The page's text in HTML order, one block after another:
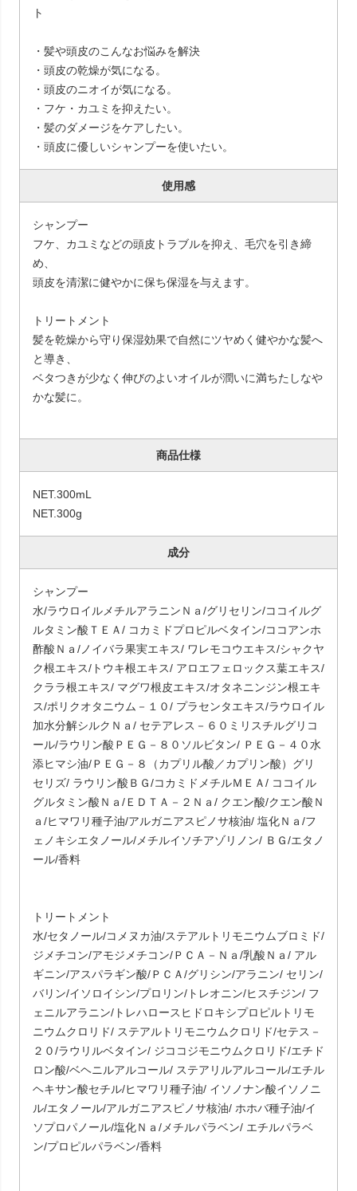
ト
・髪や頭皮のこんなお悩みを解決
・頭皮の乾燥が気になる。
・頭皮のニオイが気になる。
・フケ・カユミを抑えたい。
・髪のダメージをケアしたい。
・頭皮に優しいシャンプーを使いたい。
使用感
シャンプー
フケ、カユミなどの頭皮トラブルを抑え、毛穴を引き締
め、
頭皮を清潔に健やかに保ち保湿を与えます。
トリートメント
髪を乾燥から守り保湿効果で自然にツヤめく健やかな髪へ
と導き、
ベタつきが少なく伸びのよいオイルが潤いに満ちたしなや
かな髪に。
商品仕様
NET.300mL
NET.300g
成分
シャンプー
水/ラウロイルメチルアラニンＮａ/グリセリン/ココイルグ
ルタミン酸ＴＥＡ/ コカミドプロピルベタイン/ココアンホ
酢酸Ｎａ/ノイバラ果実エキス/ ワレモコウエキス/シャクヤ
ク根エキス/トウキ根エキス/ アロエフェロックス葉エキス/
クララ根エキス/ マグワ根皮エキス/オタネニンジン根エキ
ス/ポリクオタニウム－１０/ プラセンタエキス/ラウロイル
加水分解シルクＮａ/ セテアレス－６０ミリスチルグリコ
ール/ラウリン酸ＰＥＧ－８０ソルビタン/ ＰＥＧ－４０水
添ヒマシ油/ＰＥＧ－８（カプリル酸／カプリン酸）グリ
セリズ/ ラウリン酸ＢＧ/コカミドメチルＭＥＡ/ ココイル
グルタミン酸Ｎａ/ＥＤＴＡ－２Ｎａ/ クエン酸/クエン酸Ｎ
ａ/ヒマワリ種子油/アルガニアスピノサ核油/ 塩化Ｎａ/フ
ェノキシエタノール/メチルイソチアゾリノン/ ＢＧ/エタノ
ール/香料
トリートメント
水/セタノール/コメヌカ油/ステアルトリモニウムブロミド/
ジメチコン/アモジメチコン/ＰＣＡ－Ｎａ/乳酸Ｎａ/ アル
ギニン/アスパラギン酸/ＰＣＡ/グリシン/アラニン/ セリン/
バリン/イソロイシン/プロリン/トレオニン/ヒスチジン/ フ
ェニルアラニン/トレハロースヒドロキシプロピルトリモ
ニウムクロリド/ ステアルトリモニウムクロリド/セテス－
２０/ラウリルベタイン/ ジココジモニウムクロリド/エチド
ロン酸/ベヘニルアルコール/ ステアリルアルコール/エチル
ヘキサン酸セチル/ヒマワリ種子油/ イソノナン酸イソノニ
ル/エタノール/アルガニアスピノサ核油/ ホホバ種子油/イ
ソプロパノール/塩化Ｎａ/メチルパラベン/ エチルパラベ
ン/プロピルパラベン/香料